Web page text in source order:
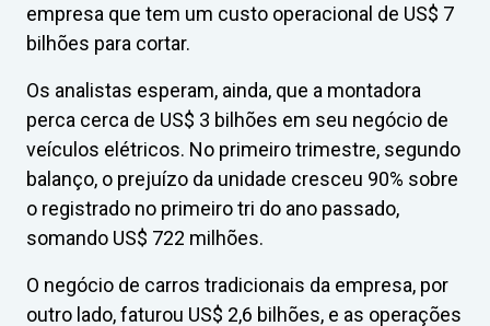
empresa que tem um custo operacional de US$ 7
bilhões para cortar.
Os analistas esperam, ainda, que a montadora
perca cerca de US$ 3 bilhões em seu negócio de
veículos elétricos. No primeiro trimestre, segundo
balanço, o prejuízo da unidade cresceu 90% sobre
o registrado no primeiro tri do ano passado,
somando US$ 722 milhões.
O negócio de carros tradicionais da empresa, por
outro lado, faturou US$ 2,6 bilhões, e as operações